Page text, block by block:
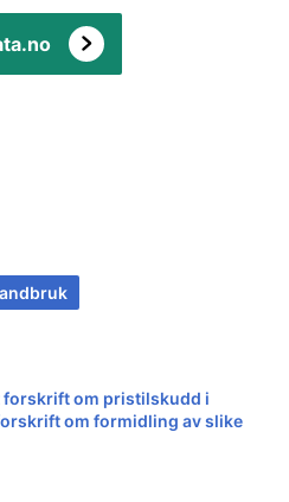
forskrift om pristilskudd i
om formidling av slike